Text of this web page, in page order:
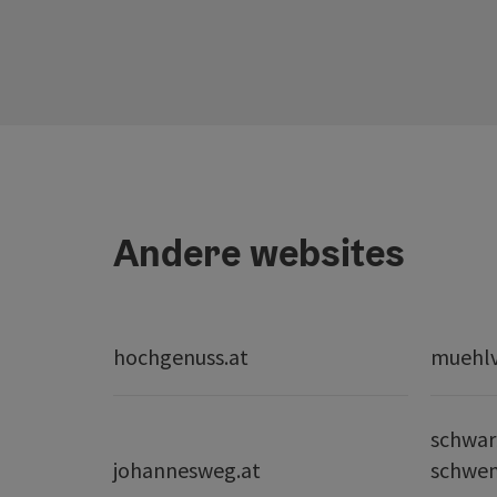
Andere websites
hochgenuss.at
johannesweg.at